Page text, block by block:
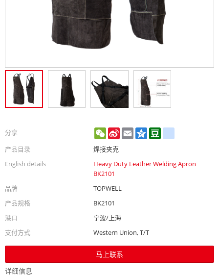
分享 WeChat
Sina
Weibo
Email Qzone
产品目录
焊接夹克
English details
Heavy Duty Leather Welding Apron
BK2101
品牌
TOPWELL
产品规格
BK2101
港口
宁波/上海
支付方式
Western Union, T/T
马上联系
详细信息